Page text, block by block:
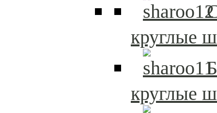
круглые
круглые